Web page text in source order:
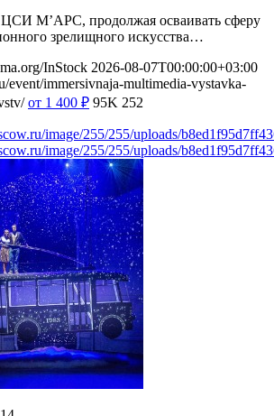
М’АРС, продолжая осваивать сферу
зрелищного искусства…
InStock 2026-08-07T00:00:00+03:00
event/immersivnaja-multimedia-vystavka-
от 1 400 ₽ 95K 252
image/255/255/uploads/
image/255/255/uploads/